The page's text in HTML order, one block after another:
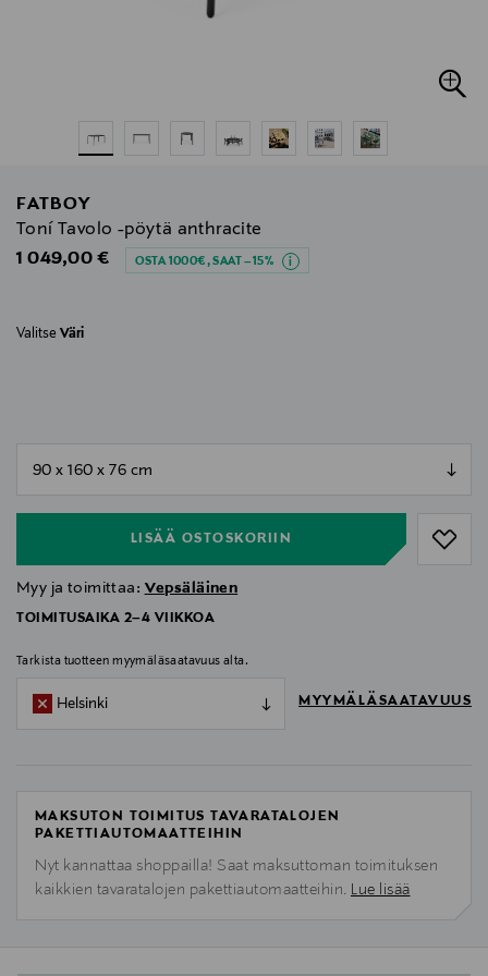
FATBOY
Toní Tavolo -pöytä anthracite
Original Price
1 049,00 € OSTA 1000€, SAAT –15%
Valitse Väri
LISÄÄ OSTOSKORIIN
Myy ja toimittaa: Vepsäläinen
TOIMITUSAIKA 2–4 VIIKKOA
Tarkista tuotteen myymäläsaatavuus alta.
Helsinki MYYMÄLÄSAATAVUUS
MAKSUTON TOIMITUS TAVARATALOJEN
PAKETTIAUTOMAATTEIHIN
Nyt kannattaa shoppailla! Saat maksuttoman toimituksen
kaikkien tavaratalojen pakettiautomaatteihin. Lue lisää